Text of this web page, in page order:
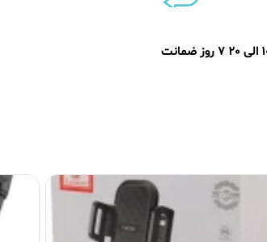
7 روز ضمانت